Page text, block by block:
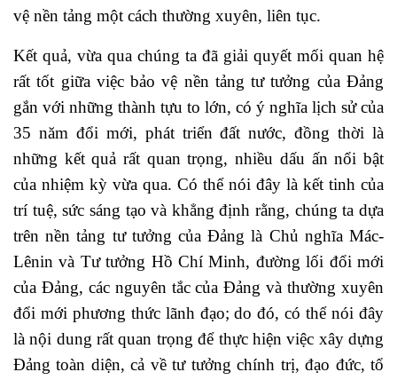
vệ nền tảng một cách thường xuyên, liên tục.
Kết quả, vừa qua chúng ta đã giải quyết mối quan hệ
rất tốt giữa việc bảo vệ nền tảng tư tưởng của Đảng
gắn với những thành tựu to lớn, có ý nghĩa lịch sử của
35 năm đổi mới, phát triển đất nước, đồng thời là
những kết quả rất quan trọng, nhiều dấu ấn nổi bật
của nhiệm kỳ vừa qua. Có thể nói đây là kết tinh của
trí tuệ, sức sáng tạo và khẳng định rằng, chúng ta dựa
trên nền tảng tư tưởng của Đảng là Chủ nghĩa Mác-
Lênin và Tư tưởng Hồ Chí Minh, đường lối đổi mới
của Đảng, các nguyên tắc của Đảng và thường xuyên
đổi mới phương thức lãnh đạo; do đó, có thể nói đây
là nội dung rất quan trọng để thực hiện việc xây dựng
Đảng toàn diện, cả về tư tưởng chính trị, đạo đức, tổ